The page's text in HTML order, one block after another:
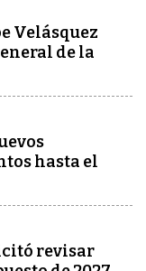
Velásquez
de la
hasta el
revisar